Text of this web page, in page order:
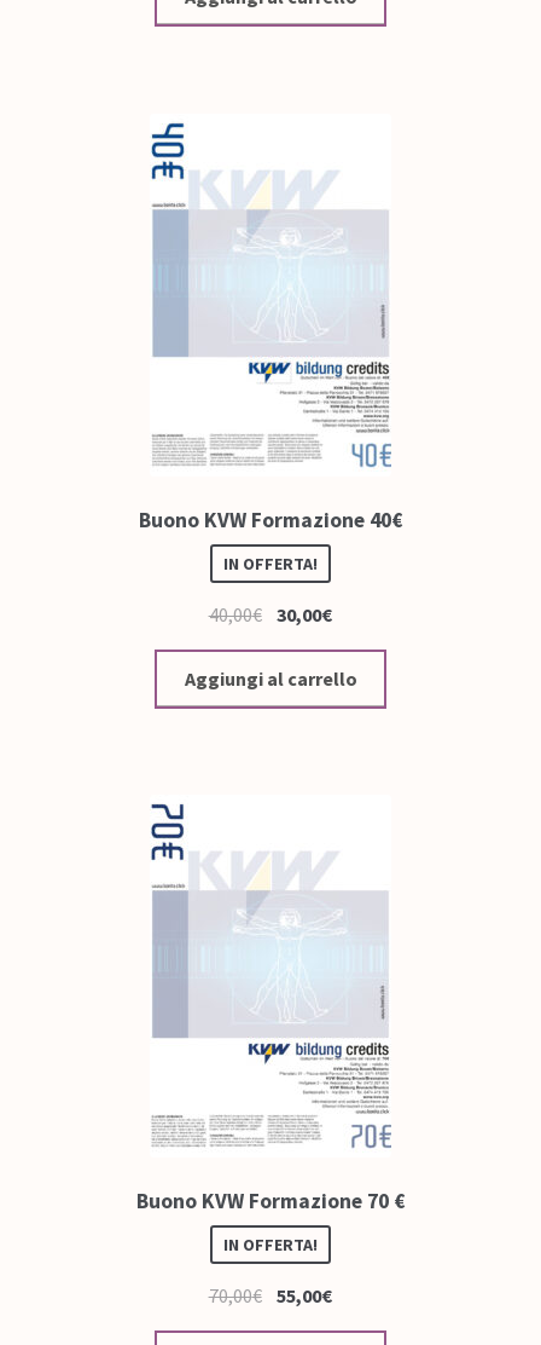
Buono KVW Formazione 40€
IN OFFERTA!
40,00€ 30,00€
Aggiungi al carrello
Buono KVW Formazione 70 €
IN OFFERTA!
70,00€ 55,00€